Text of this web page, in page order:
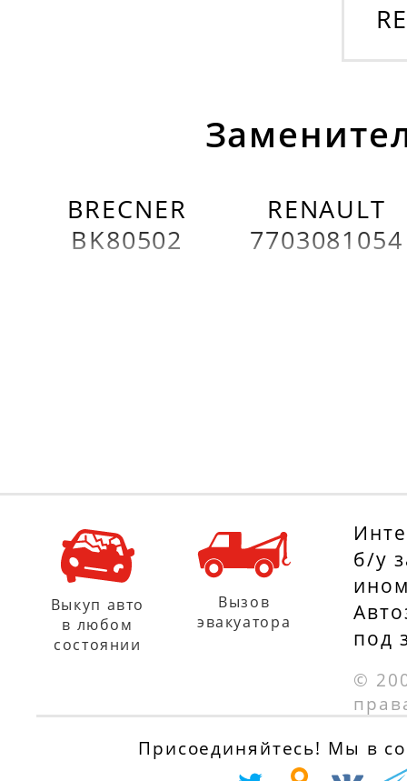
BRECNER
BK80502
RENAULT
7703081054
б/у
под
©
Выкуп авто
в любом
состоянии
Вызов
эвакуатора
Присоединяйтесь! Мы в